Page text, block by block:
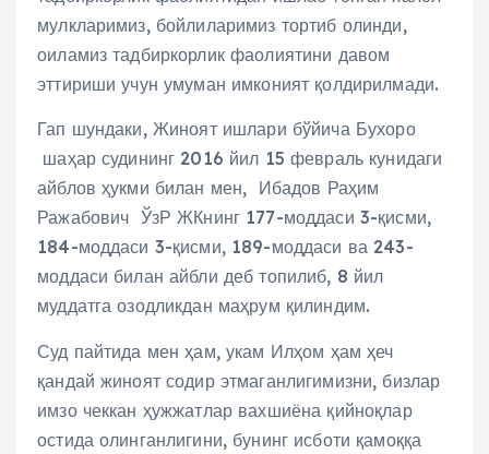
мулкларимиз, бойлиларимиз тортиб олинди,
оиламиз тадбиркорлик фаолиятини давом
эттириши учун умуман имконият қолдирилмади.
Гап шундаки, Жиноят ишлари бўйича Бухоро
шаҳар судининг 2016 йил 15 февраль кунидаги
айблов ҳукми билан мен, Ибадов Раҳим
Ражабович ЎзР ЖКнинг 177-моддаси 3-қисми,
184-моддаси 3-қисми, 189-моддаси ва 243-
моддаси билан айбли деб топилиб, 8 йил
муддатга озодликдан маҳрум қилиндим.
Суд пайтида мен ҳам, укам Илҳом ҳам ҳеч
қандай жиноят содир этмаганлигимизни, бизлар
имзо чеккан ҳужжатлар вахшиёна қийноқлар
остида олинганлигини, бунинг исботи қамоққа